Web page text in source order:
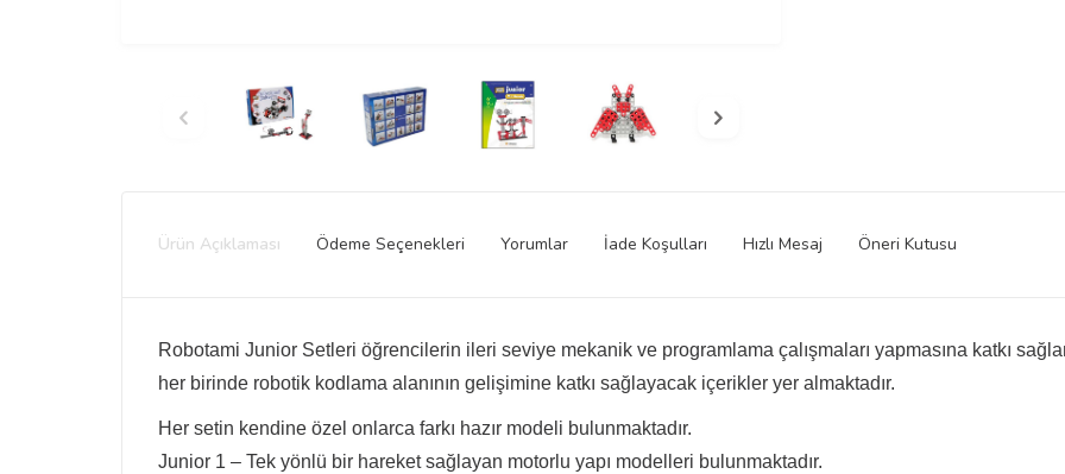
Ürün Açıklaması Ödeme Seçenekleri Yorumlar İade Koşulları Hızlı Mesaj Öneri Kutusu
Robotami Junior Setleri öğrencilerin ileri seviye mekanik ve programlama çalışmaları yapmasına katkı
her birinde robotik kodlama alanının gelişimine katkı sağlayacak içerikler yer almaktadır.
Her setin kendine özel onlarca farkı hazır modeli bulunmaktadır.
Junior 1 – Tek yönlü bir hareket sağlayan motorlu yapı modelleri bulunmaktadır.